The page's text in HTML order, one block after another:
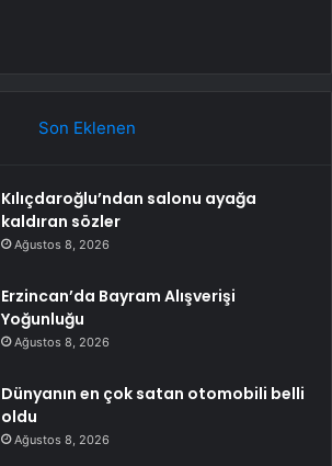
Son Eklenen
Kılıçdaroğlu’ndan salonu ayağa
kaldıran sözler
Ağustos 8, 2026
Erzincan’da Bayram Alışverişi
Yoğunluğu
Ağustos 8, 2026
Dünyanın en çok satan otomobili belli
oldu
Ağustos 8, 2026